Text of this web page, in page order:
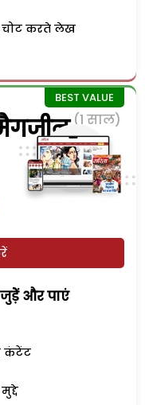
करते लेख
(1 साल)
और पाएं
कंटेंट